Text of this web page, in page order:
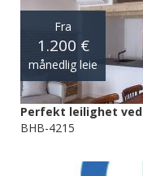
Fra
1.200 €
månedlig leie
Perfekt leilighet
BHB-4215